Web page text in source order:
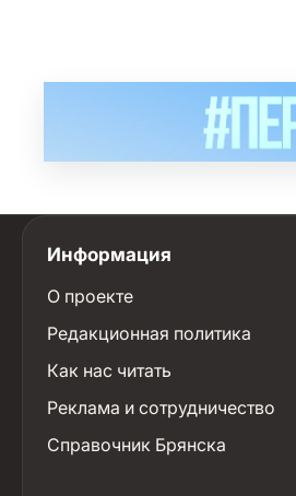
Информация
О проекте
Редакционная политика
Как нас читать
Реклама и сотрудничество
Справочник Брянска